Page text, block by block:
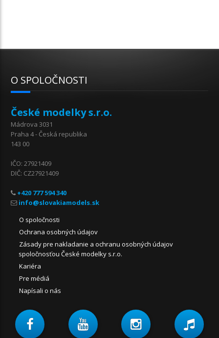
O SPOLOČNOSTI
České modelky s.r.o.
Mádrova 3031
Praha 4 - Česká republika
143 00
IČO: 27921409
DIČ: CZ27921409
+420 777 594 340
O spoločnosti
Ochrana osobných údajov
Zásady pre nakladanie a ochranu osobných údajov
spoločnosťou České modelky s.r.o.
Kariéra
Pre médiá
Napísali o nás